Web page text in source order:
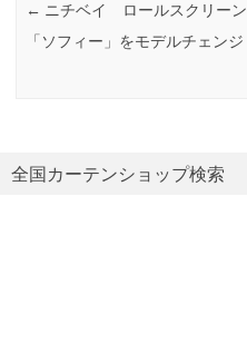
← ニチベイ ロールスクリーン
「ソフィー」をモデルチェンジ
全国カーテンショップ検索